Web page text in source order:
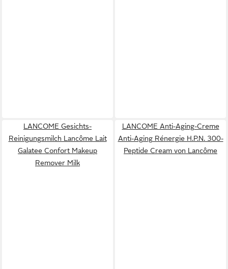
LANCOME Gesichts-
Reinigungsmilch Lancôme Lait
Galatee Confort Makeup
Remover Milk
LANCOME Anti-Aging-Creme
Anti-Aging Rénergie H.P.N. 300-
Peptide Cream von Lancôme